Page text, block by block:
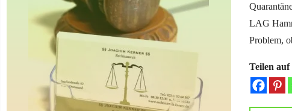
LAG
Problem,
Teilen auf